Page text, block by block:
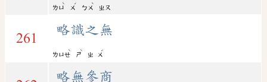
ㄌㄩ
ˋ
ㄨ
ˊ
ㄅㄨ
ˋ
ㄓㄡ
261
略識之無
ㄌㄩㄝ
ˋ
ㄕ
ˋ
ㄓ ㄨ
ˊ
略無參商